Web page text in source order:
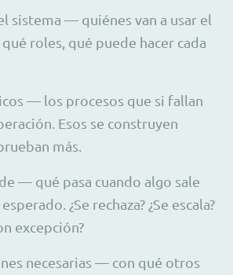
sistema — quiénes van a usar el
roles, qué puede hacer cada
— los procesos que si fallan
Esos se construyen
más.
— qué pasa cuando algo sale
¿Se rechaza? ¿Se escala?
excepción?
necesarias — con qué otros